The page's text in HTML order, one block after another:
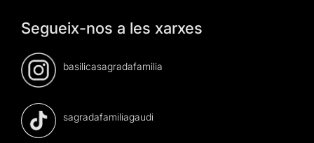
Segueix-nos a les xarxes
basilicasagradafamilia
sagradafamiliagaudi